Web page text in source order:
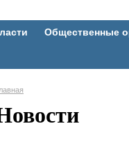
Общественные